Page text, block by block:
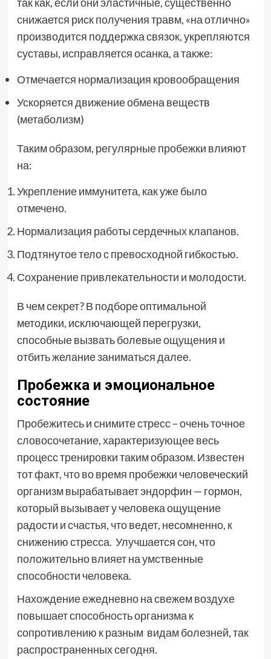
снижается риск получения травм, «на отлично»
производится поддержка связок, укрепляются
суставы, исправляется осанка, а также:
Отмечается нормализация кровообращения
Ускоряется движение обмена веществ
(метаболизм)
Таким образом, регулярные пробежки влияют
на:
Укрепление иммунитета, как уже было
отмечено.
Нормализация работы сердечных клапанов.
Подтянутое тело с превосходной гибкостью.
Сохранение привлекательности и молодости.
В чем секрет? В подборе оптимальной
методики, исключающей перегрузки,
способные вызвать болевые ощущения и
отбить желание заниматься далее.
Пробежка и эмоциональное
состояние
Пробежитесь и снимите стресс – очень точное
словосочетание, характеризующее весь
процесс тренировки таким образом. Известен
тот факт, что во время пробежки человеческий
организм вырабатывает эндорфин — гормон,
который вызывает у человека ощущение
радости и счастья, что ведет, несомненно, к
снижению стресса. Улучшается сон, что
положительно влияет на умственные
способности человека.
Нахождение ежедневно на свежем воздухе
повышает способность организма к
сопротивлению к разным видам болезней, так
распространенных сегодня.